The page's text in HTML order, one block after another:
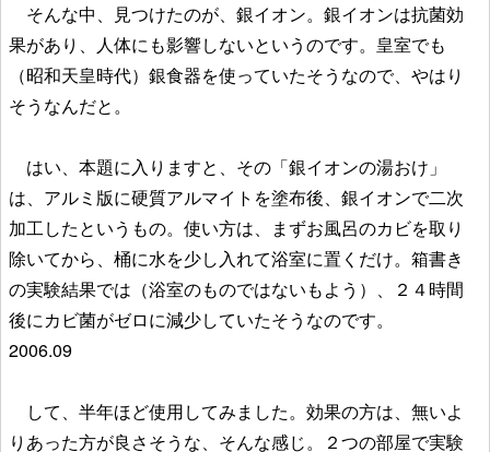
そんな中、見つけたのが、銀イオン。銀イオンは抗菌効
果があり、人体にも影響しないというのです。皇室でも
（昭和天皇時代）銀食器を使っていたそうなので、やはり
そうなんだと。
はい、本題に入りますと、その「銀イオンの湯おけ」
は、アルミ版に硬質アルマイトを塗布後、銀イオンで二次
加工したというもの。使い方は、まずお風呂のカビを取り
除いてから、桶に水を少し入れて浴室に置くだけ。箱書き
の実験結果では（浴室のものではないもよう）、２４時間
後にカビ菌がゼロに減少していたそうなのです。
2006.09
して、半年ほど使用してみました。効果の方は、無いよ
りあった方が良さそうな、そんな感じ。２つの部屋で実験